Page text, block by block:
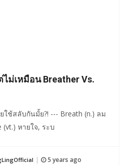
ไม่เหมือน Breather Vs.
ใช้สลับกันมั้ย?! --- Breath (n.) ลม
(vt.) หายใจ, ระบ
5 years ago